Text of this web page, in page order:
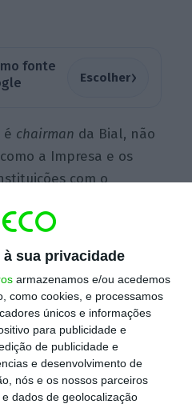
sua privacidade
armazenamos e/ou acedemos
como cookies, e processamos
únicos e informações
para publicidade e
de publicidade e
e desenvolvimento de
nós e os nossos parceiros
dados de geolocalização
fonte
Escolher›
é chairman da Bial, não
a Impresa e os
com o
noticiado o
operação para
Já Francisco
não executivo na
na área
referenciados
acionistas e têm o
e alinhados com o
executiva,liderada
sobre o novo